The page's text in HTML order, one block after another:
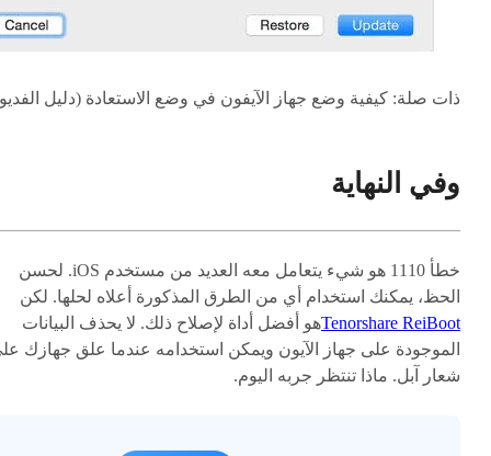
ذات صلة: كيفية وضع جهاز الآيفون في وضع الاستعادة (دليل
وفي النهاية
خطأ 1110 هو شيء يتعامل معه العديد من مستخدم iOS. لحسن
الحظ، يمكنك استخدام أي من الطرق المذكورة أعلاه لحلها. لكن
Tenorshare ReiBootهو أفضل أداة لإصلاح ذلك. لا يحذف البيانات
الموجودة على جهاز الآيون ويمكن استخدامه عندما علق جهازك
شعار آبل. ماذا تنتظر جربه اليوم.